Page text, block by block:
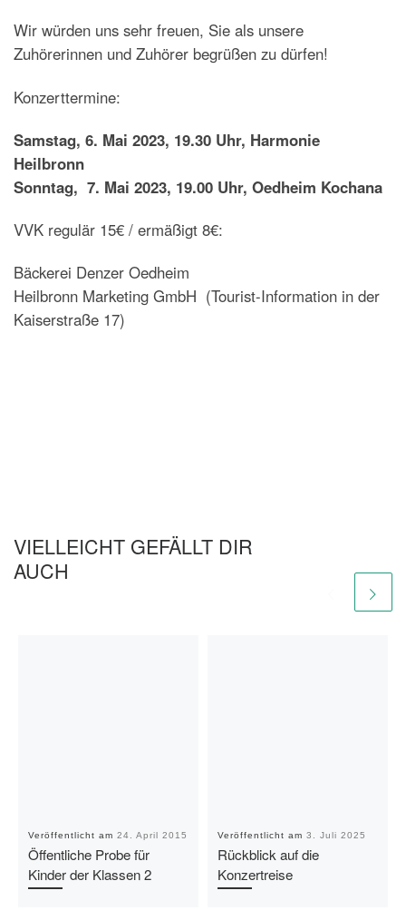
Wir würden uns sehr freuen, Sie als unsere
Zuhörerinnen und Zuhörer begrüßen zu dürfen!
Konzerttermine:
Samstag, 6. Mai 2023, 19.30 Uhr, Harmonie
Heilbronn
Sonntag, 7. Mai 2023, 19.00 Uhr, Oedheim Kochana
VVK regulär 15€ / ermäßigt 8€:
Bäckerei Denzer Oedheim
Heilbronn Marketing GmbH (Tourist-Information in der
Kaiserstraße 17)
VIELLEICHT GEFÄLLT DIR
AUCH
Veröffentlicht am 24. April 2015
Öffentliche Probe für
Kinder der Klassen 2
Veröffentlicht am 3. Juli 2025
Rückblick auf die
Konzertreise